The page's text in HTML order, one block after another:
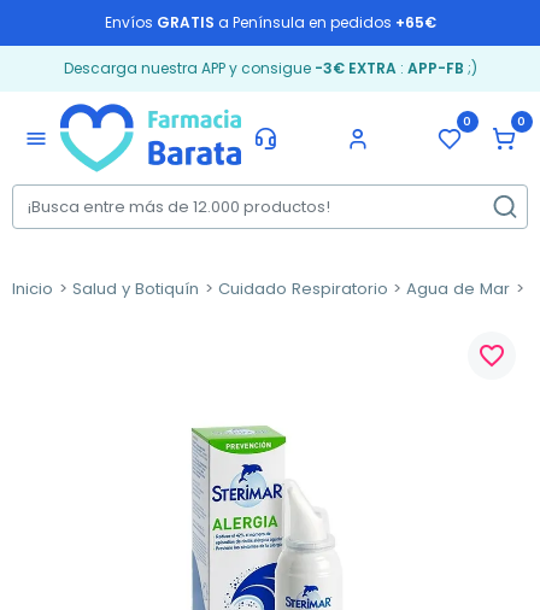
Envíos GRATIS a Península en pedidos +65€
Descarga nuestra APP y consigue -3€ EXTRA: APP-FB ;)
menu
0 0
Inicio Salud y Botiquín Cuidado Respiratorio Agua de Mar
favorite_border